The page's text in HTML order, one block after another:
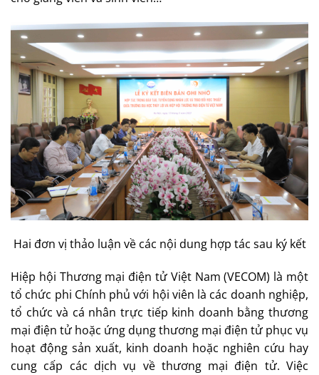
Hai đơn vị thảo luận về các nội dung hợp tác sau ký kết
Hiệp hội Thương mại điện tử Việt Nam (VECOM) là một
tổ chức phi Chính phủ với hội viên là các doanh nghiệp,
tổ chức và cá nhân trực tiếp kinh doanh bằng thương
mại điện tử hoặc ứng dụng thương mại điện tử phục vụ
hoạt động sản xuất, kinh doanh hoặc nghiên cứu hay
cung cấp các dịch vụ về thương mại điện tử. Việc